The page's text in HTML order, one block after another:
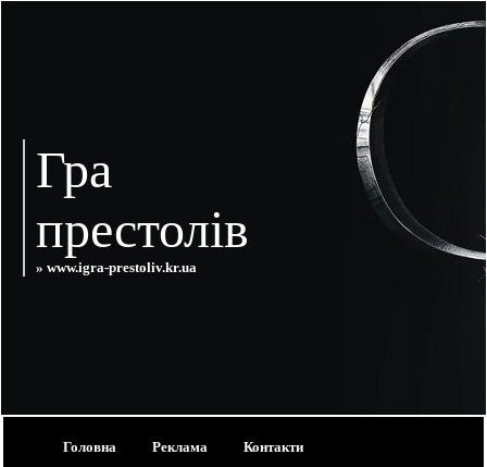
Гра
престолів
» www.igra-prestoliv.kr.ua
Головна Реклама Контакти